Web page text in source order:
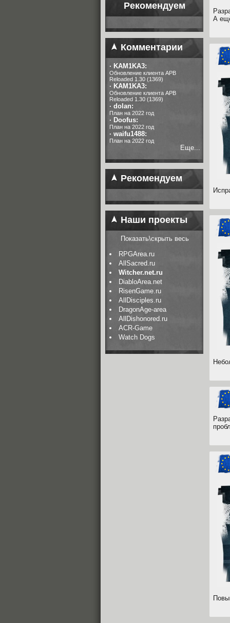
Рекомендуем
Комментарии
· KAM1KA3:
Обновление клиента APB
Reloaded 1.30 (1369)
· KAM1KA3:
Обновление клиента APB
Reloaded 1.30 (1369)
· dolan:
План на 2022 год
· Doofus:
План на 2022 год
· waifu1488:
План на 2022 год
Еще...
Рекомендуем
Наши проекты
Показать\скрыть весь
RPGArea.ru
AllSacred.ru
Witcher.net.ru
DiabloArea.net
RisenGame.ru
AllDisciples.ru
DragonAge-area
AllDishonored.ru
ACR-Game
Watch Dogs
А